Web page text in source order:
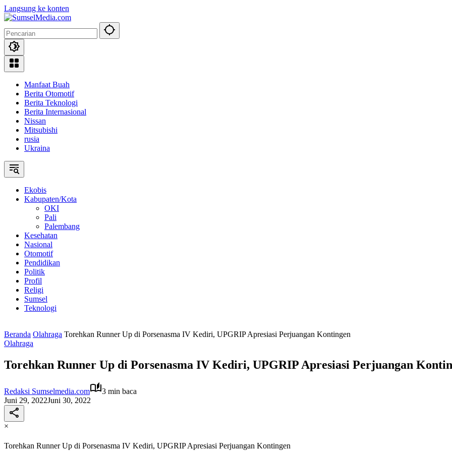
Langsung ke konten
Manfaat Buah
Berita Otomotif
Berita Teknologi
Berita Internasional
Nissan
Mitsubishi
rusia
Ukraina
Ekobis
Kabupaten/Kota
OKI
Pali
Palembang
Kesehatan
Nasional
Otomotif
Pendidikan
Politik
Profil
Religi
Sumsel
Teknologi
Beranda Olahraga Torehkan Runner Up di Porsenasma IV Kediri, UPGRIP Apresiasi Perjuangan Kontingen
Olahraga
Torehkan Runner Up di Porsenasma IV Kediri, UPGRIP Apresiasi Perjuangan
Redaksi Sumselmedia.com
3 min baca
Juni 29, 2022Juni 30, 2022
×
Torehkan Runner Up di Porsenasma IV Kediri, UPGRIP Apresiasi Perjuangan Kontingen